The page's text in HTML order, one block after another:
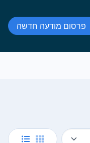
פרסום מודעה חדשה